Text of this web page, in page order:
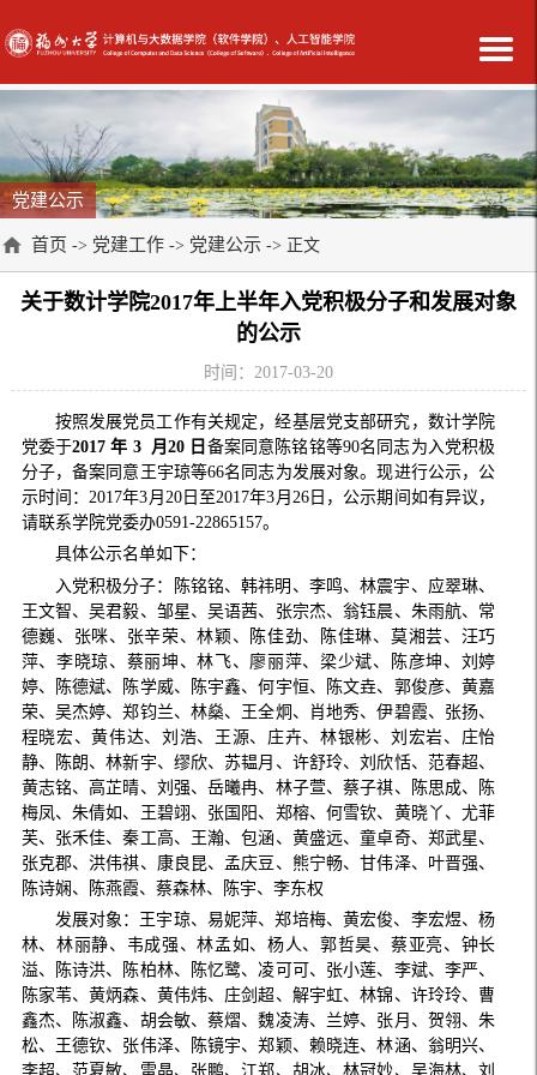
党建公示
首页 -> 党建工作 -> 党建公示 -> 正文
关于数计学院2017年上半年入党积极分子和发展对象
的公示
时间：2017-03-20
按照发展党员工作有关规定，经基层党支部研究，数计学院
党委于2017 年 3 月20 日 备案同意陈铭铭等90名同志为入党积极
分子，备案同意王宇琼等66名同志为发展对象。现进行公示，公
示时间：2017年3月20日至2017年3月26日，公示期间如有异议，
请联系学院党委办0591-22865157。
具体公示名单如下：
入党积极分子：陈铭铭、韩祎明、李鸣、林震宇、应翠琳、
王文智、吴君毅、邹星、吴语茜、张宗杰、翁钰晨、朱雨航、常
德巍、张咪、张辛荣、林颖、陈佳劲、陈佳琳、莫湘芸、汪巧
萍、李晓琼、蔡丽坤、林飞、廖丽萍、梁少斌、陈彦坤、刘婷
婷、陈德斌、陈学威、陈宇鑫、何宇恒、陈文垚、郭俊彦、黄嘉
荣、吴杰婷、郑钧兰、林燊、王全炯、肖地秀、伊碧霞、张扬、
程晓宏、黄伟达、刘浩、王源、庄卉、林银彬、刘宏岩、庄怡
静、陈朗、林新宇、缪欣、苏韫月、许舒玲、刘欣恬、范春超、
黄志铭、高芷晴、刘强、岳曦冉、林子萱、蔡子祺、陈思成、陈
梅凤、朱倩如、王碧翊、张国阳、郑榕、何雪钦、黄晓丫、尤菲
芙、张禾佳、秦工高、王瀚、包涵、黄盛远、童卓奇、郑武星、
张克郡、洪伟祺、康良昆、孟庆豆、熊宁畅、甘伟泽、叶晋强、
陈诗娴、陈燕霞、蔡森林、陈宇、李东权
发展对象：王宇琼、易妮萍、郑培梅、黄宏俊、李宏煜、杨
林、林丽静、韦成强、林孟如、杨人、郭哲昊、蔡亚亮、钟长
溢、陈诗洪、陈柏林、陈忆鹭、凌可可、张小莲、李斌、李严、
陈家苇、黄炳森、黄伟炜、庄剑超、解宇虹、林锦、许玲玲、曹
鑫杰、陈淑鑫、胡会敏、蔡熠、魏凌涛、兰婷、张月、贺翎、朱
松、王德钦、张伟泽、陈镜宇、郑颖、赖晓连、林涵、翁明兴、
李超、范夏敏、雷晶、张鹏、江郑、胡冰、林冠妙、吴海林、刘